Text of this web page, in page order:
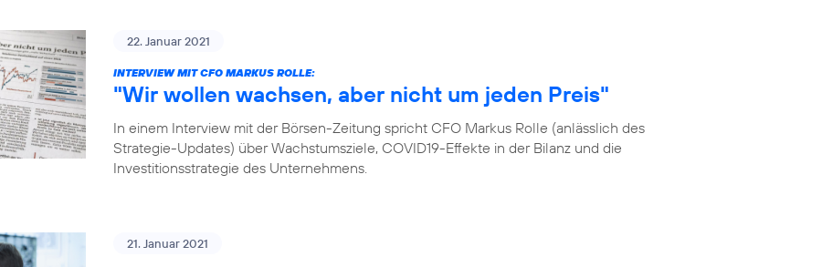
22. Januar 2021
INTERVIEW MIT CFO MARKUS ROLLE:
"Wir wollen wachsen, aber nicht um jeden Preis"
In einem Interview mit der Börsen-Zeitung spricht CFO Markus Rolle (anlässlich des
Strategie-Updates) über Wachstumsziele, COVID19-Effekte in der Bilanz und die
Investitionsstrategie des Unternehmens.
21. Januar 2021